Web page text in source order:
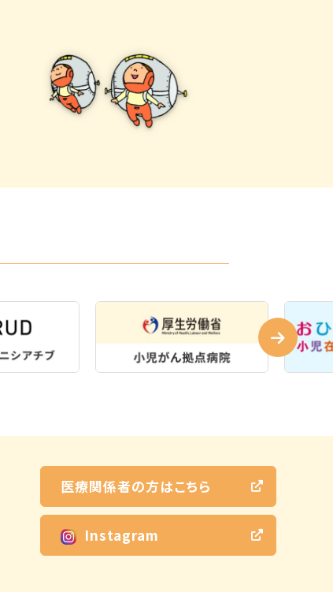
医療関係者の方はこちら
Instagram